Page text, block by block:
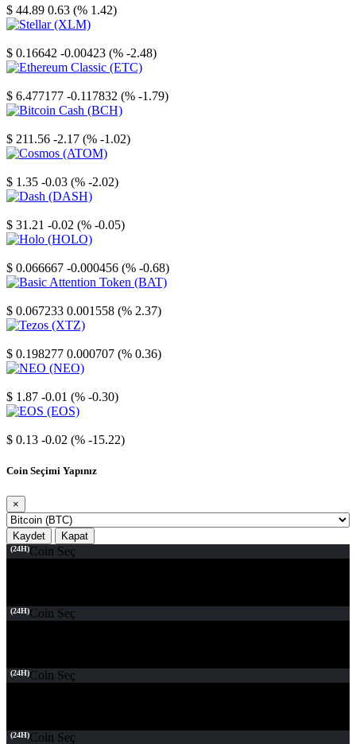
$ 44.89 0.63 (% 1.42)
$ 0.16642 -0.00423 (% -2.48)
$ 6.477177 -0.117832 (% -1.79)
$ 211.56 -2.17 (% -1.02)
$ 1.35 -0.03 (% -2.02)
$ 31.21 -0.02 (% -0.05)
$ 0.066667 -0.000456 (% -0.68)
$ 0.067233 0.001558 (% 2.37)
$ 0.198277 0.000707 (% 0.36)
$ 1.87 -0.01 (% -0.30)
$ 0.13 -0.02 (% -15.22)
Coin Seçimi Yapınız
×
Kaydet Kapat
(24H)Coin Seç
(24H)Coin Seç
(24H)Coin Seç
(24H)Coin Seç